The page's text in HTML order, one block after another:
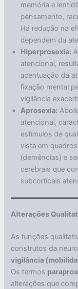
memória e
pensamento,
Há redução na
dependem da
Hiperprosexia:
atencional,
acentuação da
fixação mental
vigilância
Aprosexia:
atencional,
estímulos de
vista em
(demências) e
cerebrais que
subcorticais
Alterações
As funções
construtos da
vigilância
Os termos
alterações que